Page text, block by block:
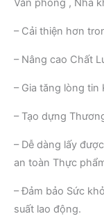
– Cải thiện hơn
– Nâng cao Chất
– Gia tăng lòng tin
– Tạo dựng
– Dễ dàng lấy
an toàn Thực
– Đảm bảo Sức
suất lao động.